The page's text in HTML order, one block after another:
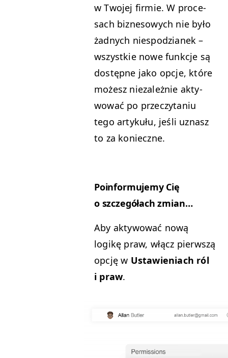
w Two­jej fir­mie. W proce­
sach biz­ne­sowych nie było
żad­nych niespodzianek –
wszys­tkie nowe funkc­je są
dostęp­ne jako opc­je, które
możesz nieza­leżnie akty­
wować po przeczy­ta­niu
tego artykułu, jeśli uznasz
to za konieczne.
Poin­for­mu­je­my Cię
o szczegółach zmian…
Aby akty­wować nową
logikę praw, włącz pier­wszą
opcję w Ustaw­ieni­ach ról
i praw.